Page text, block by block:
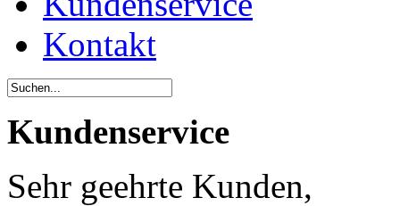
Kontakt
Kundenservice
Sehr geehrte Kunden,